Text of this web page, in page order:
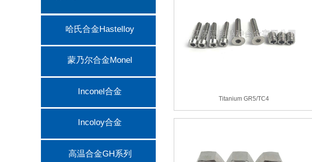
哈氏合金Hastelloy
蒙乃尔合金Monel
Inconel合金
Incoloy合金
高温合金GH系列
Titanium GR5/TC4